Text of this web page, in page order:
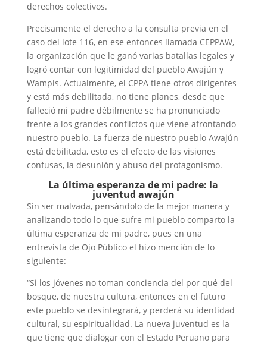
derechos colectivos.
Precisamente el derecho a la consulta previa en el
caso del lote 116, en ese entonces llamada CEPPAW,
la organización que le ganó varias batallas legales y
logró contar con legitimidad del pueblo Awajún y
Wampis. Actualmente, el CPPA tiene otros dirigentes
y está más debilitada, no tiene planes, desde que
falleció mi padre débilmente se ha pronunciado
frente a los grandes conflictos que viene afrontando
nuestro pueblo. La fuerza de nuestro pueblo Awajún
está debilitada, esto es el efecto de las visiones
confusas, la desunión y abuso del protagonismo.
La última esperanza de mi padre: la
juventud awajún
Sin ser malvada, pensándolo de la mejor manera y
analizando todo lo que sufre mi pueblo comparto la
última esperanza de mi padre, pues en una
entrevista de Ojo Público el hizo mención de lo
siguiente:
“Si los jóvenes no toman conciencia del por qué del
bosque, de nuestra cultura, entonces en el futuro
este pueblo se desintegrará, y perderá su identidad
cultural, su espiritualidad. La nueva juventud es la
que tiene que dialogar con el Estado Peruano para